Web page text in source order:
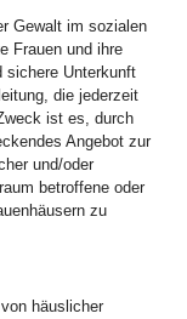
Gewalt im sozialen
Frauen und ihre
sichere Unterkunft
die jederzeit
ist es, durch
Angebot zur
und/oder
betroffene oder
zu
häuslicher